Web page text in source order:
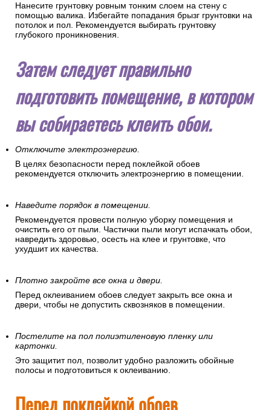
Нанесите грунтовку ровным тонким слоем на стену с
помощью валика. Избегайте попадания брызг грунтовки на
потолок и пол. Рекомендуется выбирать грунтовку
глубокого проникновения.
Затем следует правильно
подготовить помещение, в котором
вы собираетесь клеить обои.
Отключите электроэнергию.
В целях безопасности перед поклейкой обоев
рекомендуется отключить электроэнергию в помещении.
Наведите порядок в помещении.
Рекомендуется провести полную уборку помещения и
очистить его от пыли. Частички пыли могут испачкать обои,
навредить здоровью, осесть на клее и грунтовке, что
ухудшит их качества.
Плотно закройте все окна и двери.
Перед оклеиванием обоев следует закрыть все окна и
двери, чтобы не допустить сквозняков в помещении.
Постелите на пол полиэтиленовую пленку или
картонки.
Это защитит пол, позволит удобно разложить обойные
полосы и подготовиться к оклеиванию.
Перед поклейкой обоев